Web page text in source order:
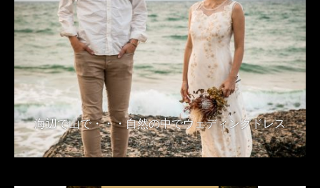
海辺で山で・・・自然の中でウェディングドレス
2020年2月13日